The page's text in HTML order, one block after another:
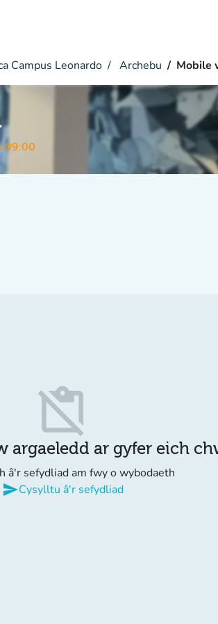
Campus Leonardo Archebu Mobile
09:00
content_paste_off
argaeledd ar gyfer eich
â'r sefydliad am fwy o wybodaeth
sendCysylltu â'r sefydliad